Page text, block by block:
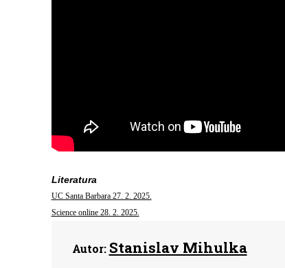
Literatura
UC Santa Barbara 27. 2. 2025.
Science online 28. 2. 2025.
Autor: Stanislav Mihulka